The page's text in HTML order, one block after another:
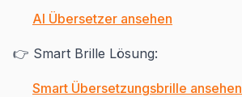
AI Übersetzer ansehen
👉 Smart Brille Lösung:
Smart Übersetzungsbrille ansehen